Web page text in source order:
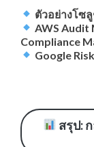
ตัวอย่างโซ
AWS
Compliance
Google
สรุป: